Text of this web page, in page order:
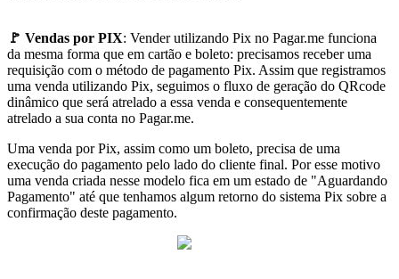
🚩 Vendas por PIX: Vender utilizando Pix no Pagar.me funciona
da mesma forma que em cartão e boleto: precisamos receber uma
requisição com o método de pagamento Pix. Assim que registramos
uma venda utilizando Pix, seguimos o fluxo de geração do QRcode
dinâmico que será atrelado a essa venda e consequentemente
atrelado a sua conta no Pagar.me.
Uma venda por Pix, assim como um boleto, precisa de uma
execução do pagamento pelo lado do cliente final. Por esse motivo
uma venda criada nesse modelo fica em um estado de "Aguardando
Pagamento" até que tenhamos algum retorno do sistema Pix sobre a
confirmação deste pagamento.